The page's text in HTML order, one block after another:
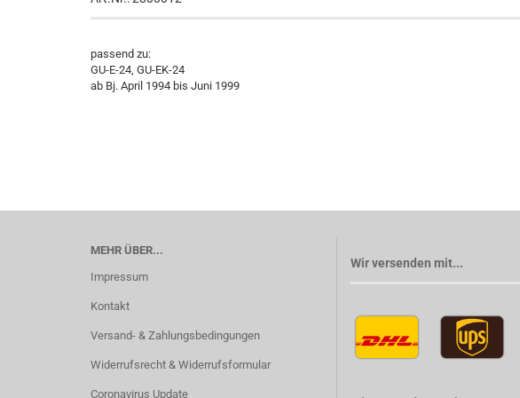
passend zu:
GU-E-24, GU-EK-24
ab Bj. April 1994 bis Juni 1999
MEHR ÜBER...
Impressum
Kontakt
Versand- & Zahlungsbedingungen
Widerrufsrecht & Widerrufsformular
Coronavirus Update
Wir versenden mit...